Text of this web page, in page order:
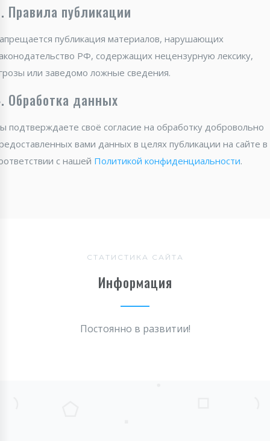
Правила публикации
публикация материалов, нарушающих
РФ, содержащих нецензурную лексику,
или заведомо ложные сведения.
Обработка данных
подтверждаете своё согласие на обработку добровольно
вами данных в целях публикации на сайте в
с нашей Политикой конфиденциальности.
СТАТИСТИКА САЙТА
Информация
Постоянно в развитии!